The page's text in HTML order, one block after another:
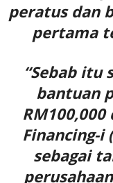
peratus dan
pertama
“Sebab itu
bantuan
Financing-i
sebagai